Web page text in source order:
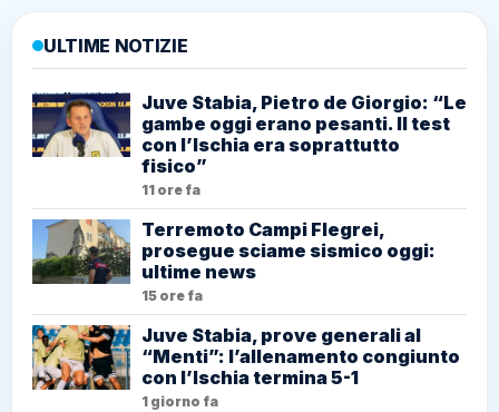
ULTIME NOTIZIE
Juve Stabia, Pietro de Giorgio: “Le
gambe oggi erano pesanti. Il test
con l’Ischia era soprattutto
fisico”
11 ore fa
Terremoto Campi Flegrei,
prosegue sciame sismico oggi:
ultime news
15 ore fa
Juve Stabia, prove generali al
“Menti”: l’allenamento congiunto
con l’Ischia termina 5-1
1 giorno fa